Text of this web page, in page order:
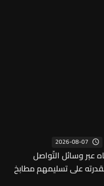
2026-08-07
عبر وسائل التّواصل
على تسليمهم مطابخ